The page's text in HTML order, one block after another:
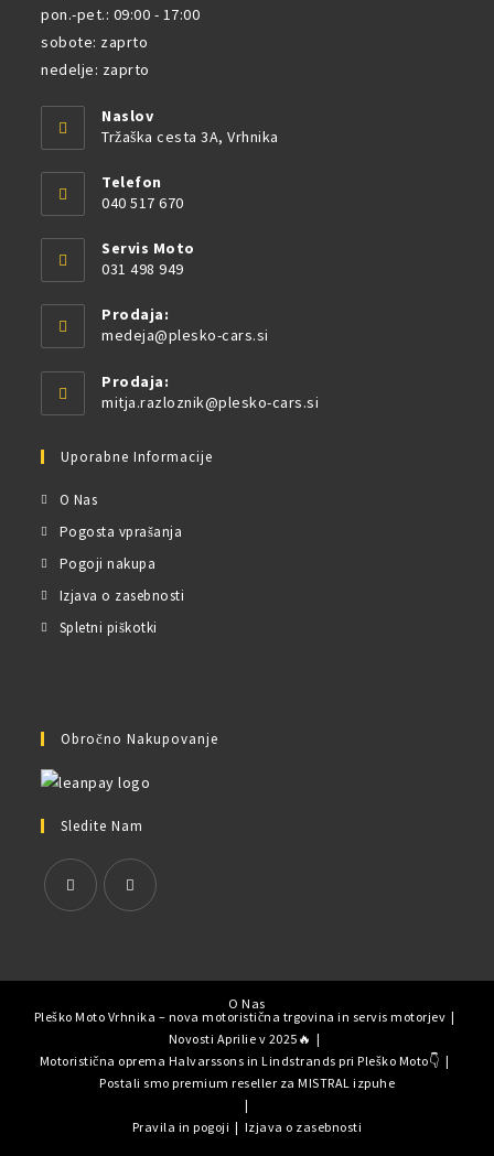
pon.-pet.: 09:00 - 17:00
sobote: zaprto
nedelje: zaprto
Naslov
Tržaška cesta 3A, Vrhnika
Telefon
040 517 670
Servis Moto
031 498 949
Prodaja:
medeja@plesko-cars.si
Prodaja:
mitja.razloznik@plesko-cars.si
Uporabne Informacije
O Nas
Pogosta vprašanja
Pogoji nakupa
Izjava o zasebnosti
Spletni piškotki
Obročno Nakupovanje
Sledite Nam
O Nas
Pleško Moto Vrhnika – nova motoristična trgovina in servis motorjev
Novosti Aprilie v 2025🔥
Motoristična oprema Halvarssons in Lindstrands pri Pleško Moto👇
Postali smo premium reseller za MISTRAL izpuhe
Pravila in pogoji Izjava o zasebnosti